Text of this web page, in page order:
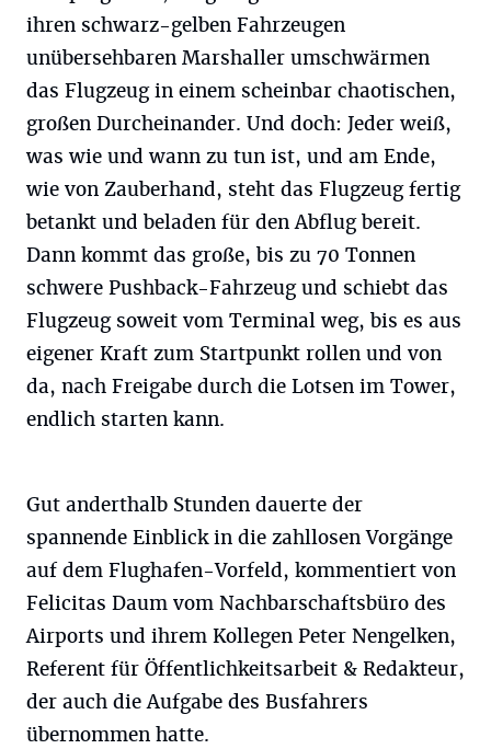
ihren schwarz-gelben Fahrzeugen
unübersehbaren Marshaller umschwärmen
das Flugzeug in einem scheinbar chaotischen,
großen Durcheinander. Und doch: Jeder weiß,
was wie und wann zu tun ist, und am Ende,
wie von Zauberhand, steht das Flugzeug fertig
betankt und beladen für den Abflug bereit.
Dann kommt das große, bis zu 70 Tonnen
schwere Pushback-Fahrzeug und schiebt das
Flugzeug soweit vom Terminal weg, bis es aus
eigener Kraft zum Startpunkt rollen und von
da, nach Freigabe durch die Lotsen im Tower,
endlich starten kann.
Gut anderthalb Stunden dauerte der
spannende Einblick in die zahllosen Vorgänge
auf dem Flughafen-Vorfeld, kommentiert von
Felicitas Daum vom Nachbarschaftsbüro des
Airports und ihrem Kollegen Peter Nengelken,
Referent für Öffentlichkeitsarbeit & Redakteur,
der auch die Aufgabe des Busfahrers
übernommen hatte.